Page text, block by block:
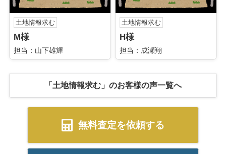
土地情報求む
M様
担当：山下雄輝
土地情報求む
H様
担当：成瀬翔
「土地情報求む」のお客様の声一覧へ
無料査定を依頼する